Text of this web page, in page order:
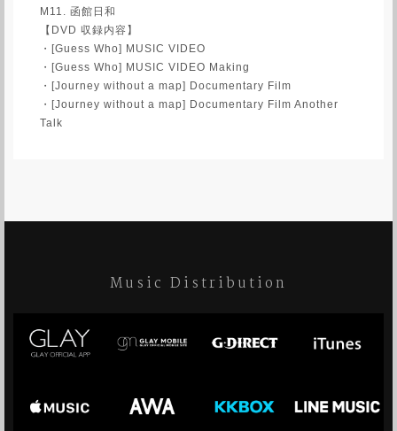
M11. 函館日和
【DVD 収録内容】
・[Guess Who] MUSIC VIDEO
・[Guess Who] MUSIC VIDEO Making
・[Journey without a map] Documentary Film
・[Journey without a map] Documentary Film Another
Talk
Music Distribution